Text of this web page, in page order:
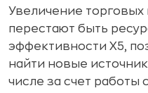
Увеличение
перестают быть
эффективности X5,
найти новые
числе за счет работы